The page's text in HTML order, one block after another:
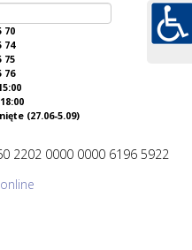
70
74
75
76
(27.06-5.09)
2202 0000 0000 6196 5922